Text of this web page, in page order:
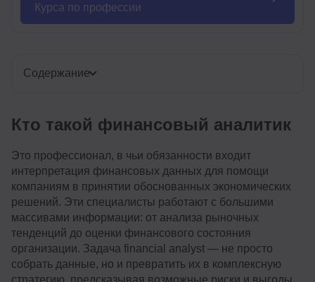
Курса по профессии
Содержание
Кто такой финансовый аналитик
Это профессионал, в чьи обязанности входит
интерпретация финансовых данных для помощи
компаниям в принятии обоснованных экономических
решений. Эти специалисты работают с большими
массивами информации: от анализа рыночных
тенденций до оценки финансового состояния
организации. Задача financial analyst — не просто
собрать данные, но и превратить их в комплексную
стратегию, предсказывая возможные риски и выгоды.